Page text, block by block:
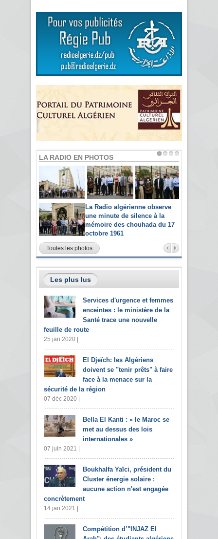
LA RADIO EN PHOTOS
La Radio algérienne observe
une minute de silence à la
mémoire des chouhada du 17
octobre 1961
Toutes les photos
Les plus lus
Services d'urgence et femmes
enceintes : le ministère de la
Santé trace une nouvelle
feuille de route
25 jan 2020 |
El Djeïch: les Algériens
doivent se "tenir prêts" à faire
face à la menace sur la
sécurité de la région
07 déc 2020 |
Bella El Kanti : « le Maroc se
met au dessus des lois
internationales »
07 juin 2021 |
Boukhalfa Yaïci, président du
Cluster énergie solaire :
aucune action n'est engagée
concrètement
14 jan 2021 |
Compétition d’"INJAZ El